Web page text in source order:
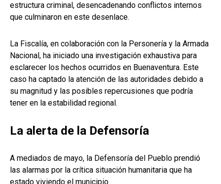
estructura criminal, desencadenando conflictos internos
que culminaron en este desenlace.
La Fiscalía, en colaboración con la Personería y la Armada
Nacional, ha iniciado una investigación exhaustiva para
esclarecer los hechos ocurridos en Buenaventura. Este
caso ha captado la atención de las autoridades debido a
su magnitud y las posibles repercusiones que podría
tener en la estabilidad regional.
La alerta de la Defensoría
A mediados de mayo, la Defensoría del Pueblo prendió
las alarmas por la crítica situación humanitaria que ha
estado viviendo el municipio.